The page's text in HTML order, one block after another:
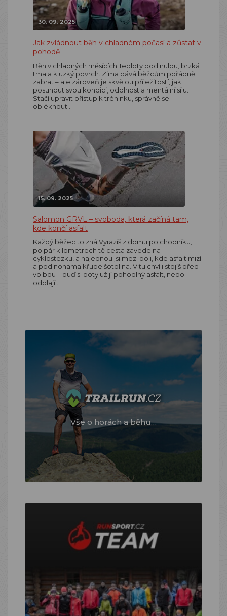
30. 09. 2025
Jak zvládnout běh v chladném počasí a zůstat v
pohodě
Běh v chladných měsících Teploty pod nulou, brzká
tma a kluzký povrch. Zima dává běžcům pořádně
zabrat – ale zároveň je skvělou příležitostí, jak
posunout svou kondici, odolnost a mentální sílu.
Stačí upravit přístup k tréninku, správně se
obléknout…
15. 09. 2025
Salomon GRVL – svoboda, která začíná tam,
kde končí asfalt
Každý běžec to zná Vyrazíš z domu po chodníku,
po pár kilometrech tě cesta zavede na
cyklostezku, a najednou jsi mezi poli, kde asfalt mizí
a pod nohama křupe šotolina. V tu chvíli stojíš před
volbou – buď si boty užijí pohodlný asfalt, nebo
odolají…
Vše o horách a běhu…